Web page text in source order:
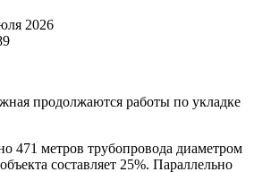
2026
продолжаются работы по укладке
471 метров трубопровода диаметром
составляет 25%. Параллельно